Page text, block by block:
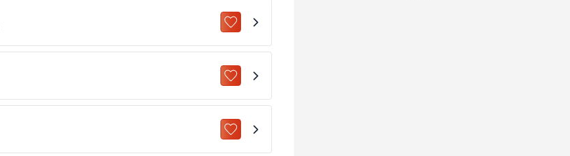
ZU „MEINE TEAMS“ HINZUFÜGEN
ZU „MEINE TEAMS“ HINZUFÜGEN
ZU „MEINE TEAMS“ HINZUFÜGEN